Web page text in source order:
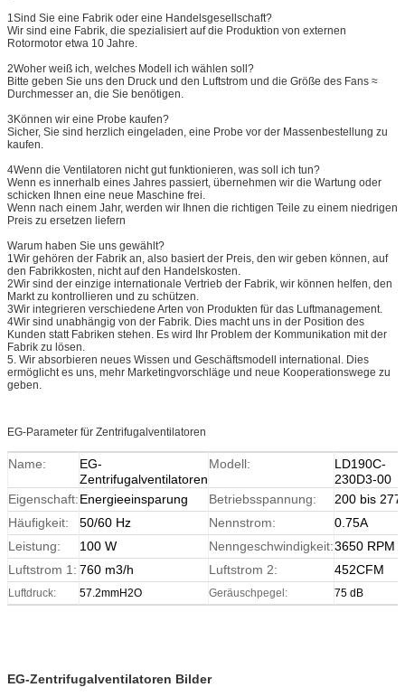
1Sind Sie eine Fabrik oder eine Handelsgesellschaft?
Wir sind eine Fabrik, die spezialisiert auf die Produktion von externen
Rotormotor etwa 10 Jahre.
2Woher weiß ich, welches Modell ich wählen soll?
Bitte geben Sie uns den Druck und den Luftstrom und die Größe des Fans ≈
Durchmesser an, die Sie benötigen.
3Können wir eine Probe kaufen?
Sicher, Sie sind herzlich eingeladen, eine Probe vor der Massenbestellung zu
kaufen.
4Wenn die Ventilatoren nicht gut funktionieren, was soll ich tun?
Wenn es innerhalb eines Jahres passiert, übernehmen wir die Wartung oder
schicken Ihnen eine neue Maschine frei.
Wenn nach einem Jahr, werden wir Ihnen die richtigen Teile zu einem niedrigen
Preis zu ersetzen liefern
Warum haben Sie uns gewählt?
1Wir gehören der Fabrik an, also basiert der Preis, den wir geben können, auf
den Fabrikkosten, nicht auf den Handelskosten.
2Wir sind der einzige internationale Vertrieb der Fabrik, wir können helfen, den
Markt zu kontrollieren und zu schützen.
3Wir integrieren verschiedene Arten von Produkten für das Luftmanagement.
4Wir sind unabhängig von der Fabrik. Dies macht uns in der Position des
Kunden statt Fabriken stehen. Es wird Ihr Problem der Kommunikation mit der
Fabrik zu lösen.
5. Wir absorbieren neues Wissen und Geschäftsmodell international. Dies
ermöglicht es uns, mehr Marketingvorschläge und neue Kooperationswege zu
geben.
EG-Parameter für Zentrifugalventilatoren
Name:
EG-
Zentrifugalventilatoren
Modell:
LD190C-
230D3-00
Eigenschaft:Energieeinsparung Betriebsspannung:
200 bis 277
Häufigkeit:
50/60 Hz Nennstrom:
0.75A
Leistung:
100 W Nenngeschwindigkeit:3650 RPM
Luftstrom 1: 760 m3/h Luftstrom 2: 452CFM
Luftdruck: 57.2mmH2O Geräuschpegel: 75 dB
EG-Zentrifugalventilatoren Bilder